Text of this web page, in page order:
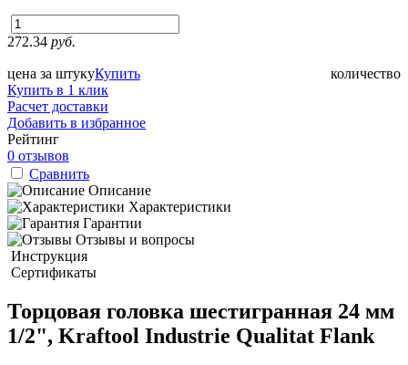
272.34 руб.
цена за штуку количество
Купить
Купить в 1 клик
Расчет доставки
Добавить в избранное
Рейтинг
0 отзывов
Сравнить
Описание
Характеристики
Гарантии
Отзывы и вопросы
Инструкция
Сертификаты
Торцовая головка шестигранная 24 мм
1/2", Kraftool Industrie Qualitat Flank